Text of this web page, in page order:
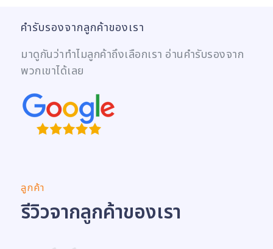
คำรับรองจากลูกค้าของเรา
มาดูกันว่าทำไมลูกค้าถึงเลือกเรา อ่านคำรับรองจาก
พวกเขาได้เลย
ลูกค้า
รีวิวจากลูกค้าของเรา